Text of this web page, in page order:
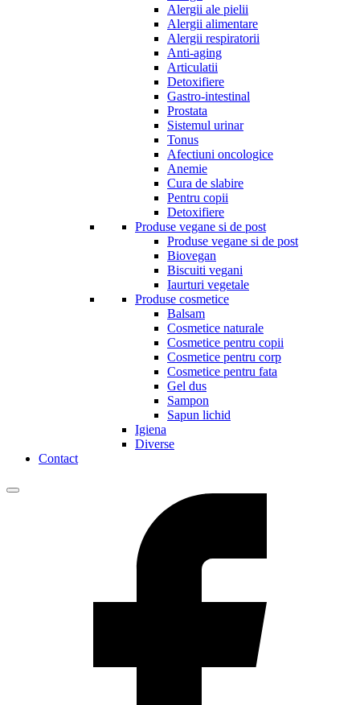
Alergii ale pielii
Alergii alimentare
Alergii respiratorii
Anti-aging
Articulatii
Detoxifiere
Gastro-intestinal
Prostata
Sistemul urinar
Tonus
Afectiuni oncologice
Anemie
Cura de slabire
Pentru copii
Detoxifiere
Produse vegane si de post
Produse vegane si de post
Biovegan
Biscuiti vegani
Iaurturi vegetale
Produse cosmetice
Balsam
Cosmetice naturale
Cosmetice pentru copii
Cosmetice pentru corp
Cosmetice pentru fata
Gel dus
Sampon
Sapun lichid
Igiena
Diverse
Contact